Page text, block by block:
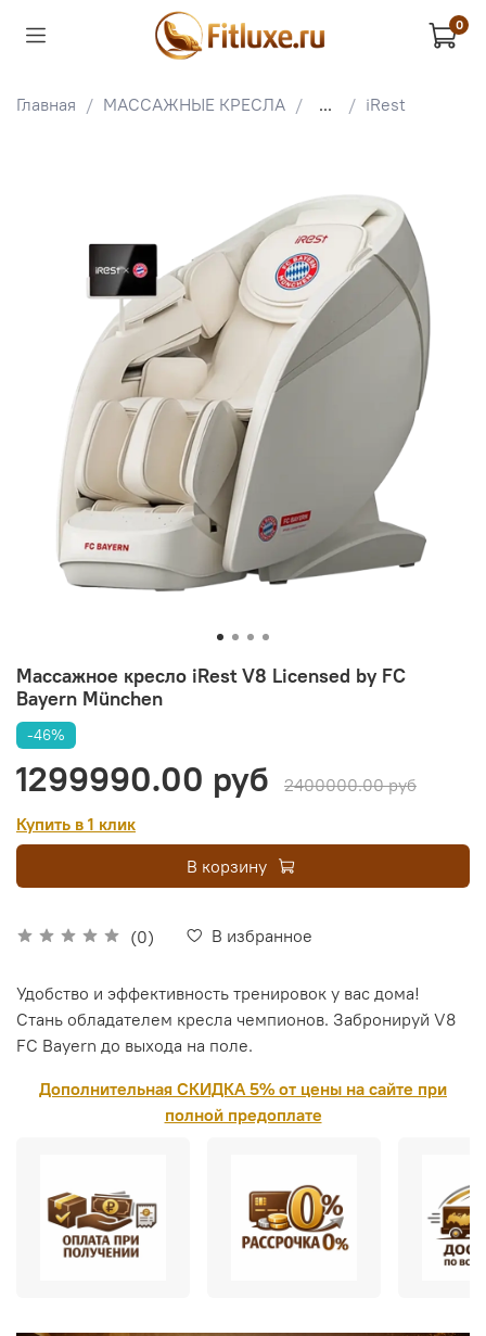
0
Главная МАССАЖНЫЕ КРЕСЛА ... iRest
Массажное кресло iRest V8 Licensed by FC
Bayern München
(0) В избранное
-46%
1299990.00 руб
2400000.00 руб
Купить в 1 клик
В корзину
Удобство и эффективность тренировок у вас дома!
Стань обладателем кресла чемпионов. Забронируй V8
FC Bayern до выхода на поле.
Дополнительная СКИДКА 5% от цены на сайте при
полной предоплате